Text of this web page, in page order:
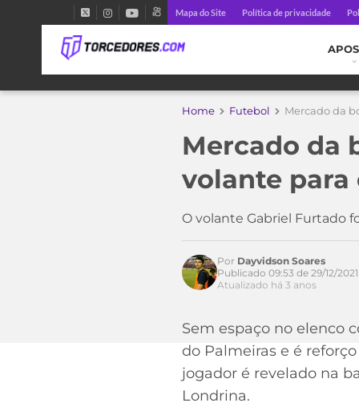
Mapa do Site Política de privacidade
Home Futebol Mercado da
Mercado da
volante
O volante Gabriel Furtado
Acesse o perfil do autor Por Dayvidson Soares
Publicado 09:53 de 29/12/2021
Atualizado há 3 anos
Sem espaço no elenco
do Palmeiras e é
jogador é revelado na
Londrina.